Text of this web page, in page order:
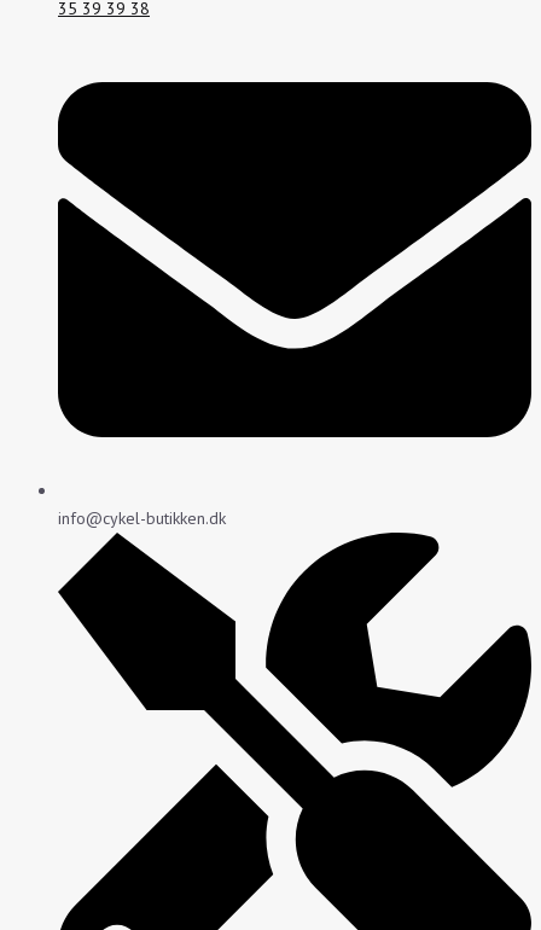
35 39 39 38
info@cykel-butikken.dk